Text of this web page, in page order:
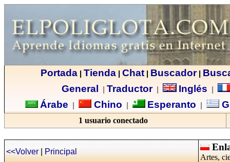
Portada| Tienda| Chat| Buscador|
General
Traductor| Inglés
Árabe Chino Esperanto
1 usuario conectado
<<Volver|Principal
Artes,